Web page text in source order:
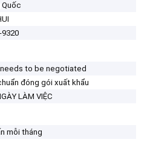
Quốc
to be negotiated
đóng gói xuất khẩu
LÀM VIỆC
mỗi tháng